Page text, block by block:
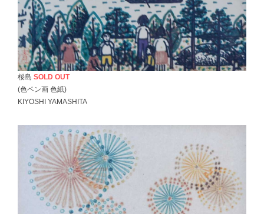
桜島 SOLD OUT
(色ペン画 色紙)
KIYOSHI YAMASHITA